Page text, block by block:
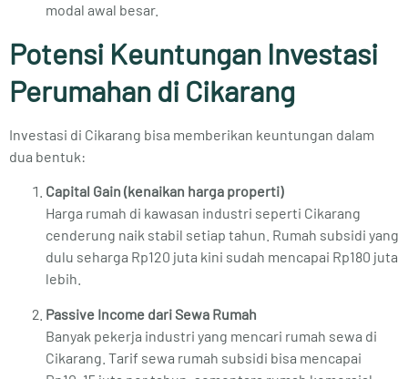
modal awal besar.
Potensi Keuntungan Investasi
Perumahan di Cikarang
Investasi di Cikarang bisa memberikan keuntungan dalam
dua bentuk:
Capital Gain (kenaikan harga properti)
Harga rumah di kawasan industri seperti Cikarang
cenderung naik stabil setiap tahun. Rumah subsidi yang
dulu seharga Rp120 juta kini sudah mencapai Rp180 juta
lebih.
Passive Income dari Sewa Rumah
Banyak pekerja industri yang mencari rumah sewa di
Cikarang. Tarif sewa rumah subsidi bisa mencapai